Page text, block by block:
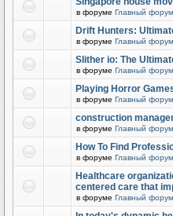
в форуме Главный форум
Drift Hunters:
в форуме Главный форум
Slither io: The
в форуме Главный форум
Playing Horror
в форуме Главный форум
construction
в форуме Главный форум
How To Find
в форуме Главный форум
Healthcare
centered care that
в форуме Главный форум